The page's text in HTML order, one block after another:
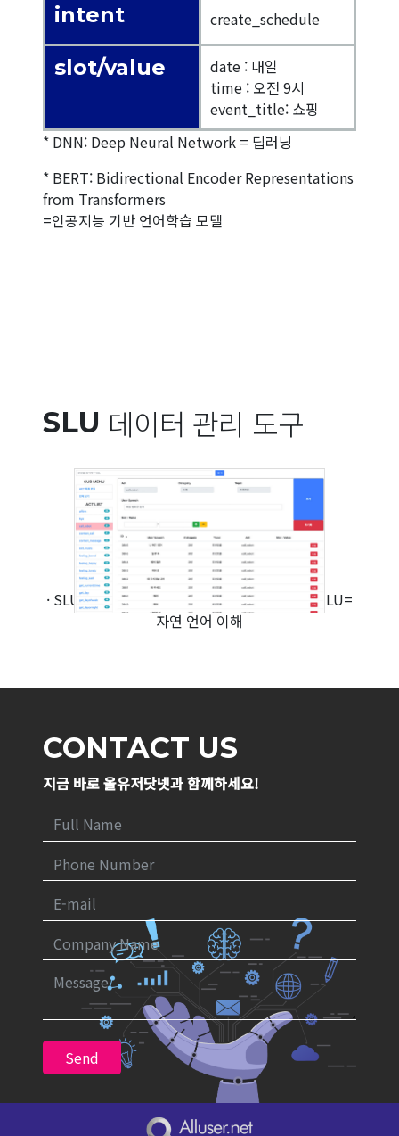
intent create_schedule
slot/value
date : 내일
time : 오전 9시
event_title: 쇼핑
* DNN: Deep Neural Network = 딥러닝
* BERT: Bidirectional Encoder Representations
from Transformers
=인공지능 기반 언어학습 모델
SLU 데이터 관리 도구
· SLU: Spoken Language Understanding=NLU=
자연 언어 이해
CONTACT US
지금 바로 올유저닷넷과 함께하세요!
Send